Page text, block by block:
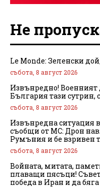
Не
Le Monde: Зеленски
събота, 8 август 2026
Извънредно! Военният
България тази сутрин,
събота, 8 август 2026
Извънредна ситуация
съобщи от МС: Дрон
Румъния и бе взривен
събота, 8 август 2026
Войната, митата,
плаващи пясъци!
победа в Иран и да